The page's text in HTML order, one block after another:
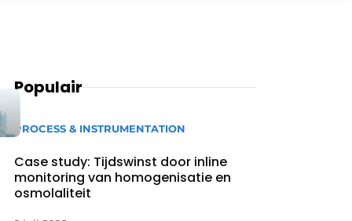
Populair
PROCESS & INSTRUMENTATION
Case study: Tijdswinst door inline
monitoring van homogenisatie en
osmolaliteit